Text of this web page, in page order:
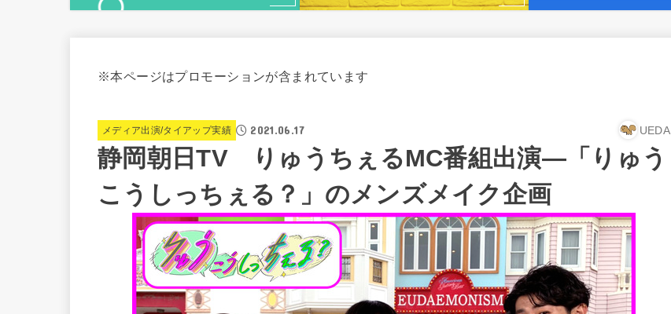
※本ページはプロモーションが含まれています
メディア出演/タイアップ実績 2021.06.17 UEDA
静岡朝日TV りゅうちぇるMC番組出演―「りゅう
こうしっちぇる？」のメンズメイク企画